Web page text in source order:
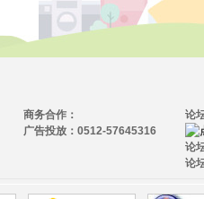
论
论
论
商务合作：
广告投放：0512-57645316